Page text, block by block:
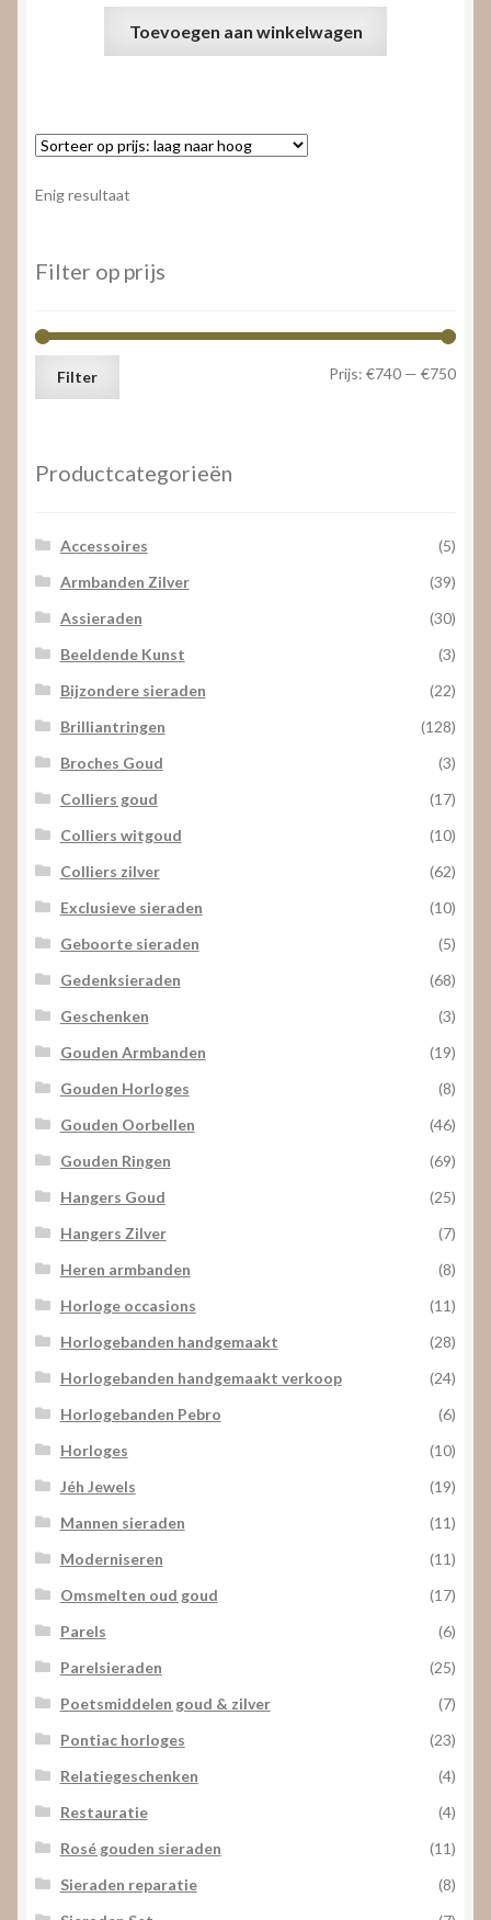
Toevoegen aan winkelwagen
Enig resultaat
Filter op prijs
Min.
Max.
Filter Prijs: €740 — €750
Productcategorieën
Accessoires
(5)
Armbanden Zilver
(39)
Assieraden
(30)
Beeldende Kunst
(3)
Bijzondere sieraden
(22)
Brilliantringen
(128)
Broches Goud
(3)
Colliers goud
(17)
Colliers witgoud
(10)
Colliers zilver
(62)
Exclusieve sieraden
(10)
Geboorte sieraden
(5)
Gedenksieraden
(68)
Geschenken
(3)
Gouden Armbanden
(19)
Gouden Horloges
(8)
Gouden Oorbellen
(46)
Gouden Ringen
(69)
Hangers Goud
(25)
Hangers Zilver
(7)
Heren armbanden
(8)
Horloge occasions
(11)
Horlogebanden handgemaakt
(28)
Horlogebanden handgemaakt verkoop
(24)
Horlogebanden Pebro
(6)
Horloges
(10)
Jéh Jewels
(19)
Mannen sieraden
(11)
Moderniseren
(11)
Omsmelten oud goud
(17)
Parels
(6)
Parelsieraden
(25)
Poetsmiddelen goud & zilver
(7)
Pontiac horloges
(23)
Relatiegeschenken
(4)
Restauratie
(4)
Rosé gouden sieraden
(11)
Sieraden reparatie
(8)